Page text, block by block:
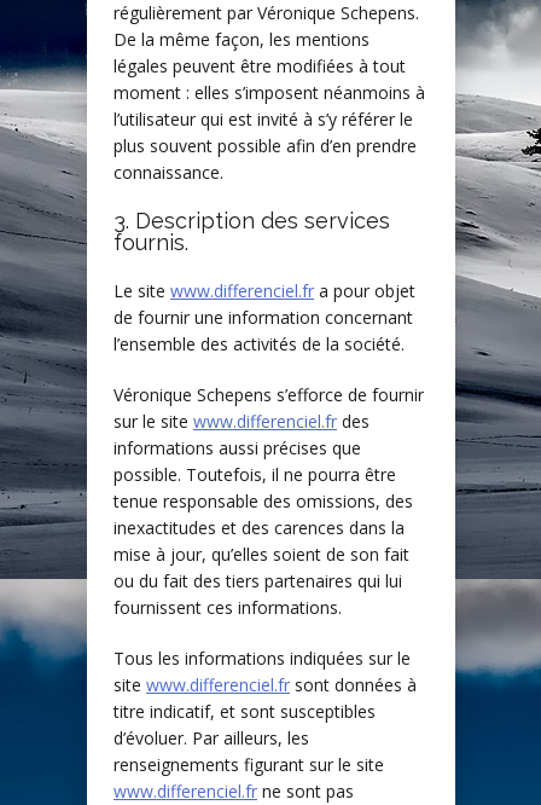
régulièrement par Véronique Schepens.
De la même façon, les mentions
légales peuvent être modifiées à tout
moment : elles s’imposent néanmoins à
l’utilisateur qui est invité à s’y référer le
plus souvent possible afin d’en prendre
connaissance.
3. Description des services
fournis.
Le site www.differenciel.fr a pour objet
de fournir une information concernant
l’ensemble des activités de la société.
Véronique Schepens s’efforce de fournir
sur le site www.differenciel.fr des
informations aussi précises que
possible. Toutefois, il ne pourra être
tenue responsable des omissions, des
inexactitudes et des carences dans la
mise à jour, qu’elles soient de son fait
ou du fait des tiers partenaires qui lui
fournissent ces informations.
Tous les informations indiquées sur le
site www.differenciel.fr sont données à
titre indicatif, et sont susceptibles
d’évoluer. Par ailleurs, les
renseignements figurant sur le site
www.differenciel.fr ne sont pas